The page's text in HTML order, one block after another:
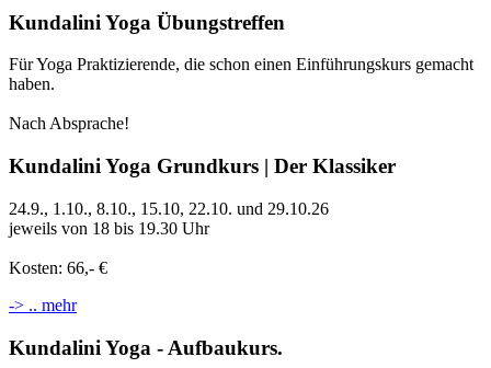
Kundalini Yoga Übungstreffen
Für Yoga Praktizierende, die schon einen Einführungskurs gemacht
haben.
Nach Absprache!
Kundalini Yoga Grundkurs | Der Klassiker
24.9., 1.10., 8.10., 15.10, 22.10. und 29.10.26
jeweils von 18 bis 19.30 Uhr
Kosten: 66,- €
-> .. mehr
Kundalini Yoga - Aufbaukurs.